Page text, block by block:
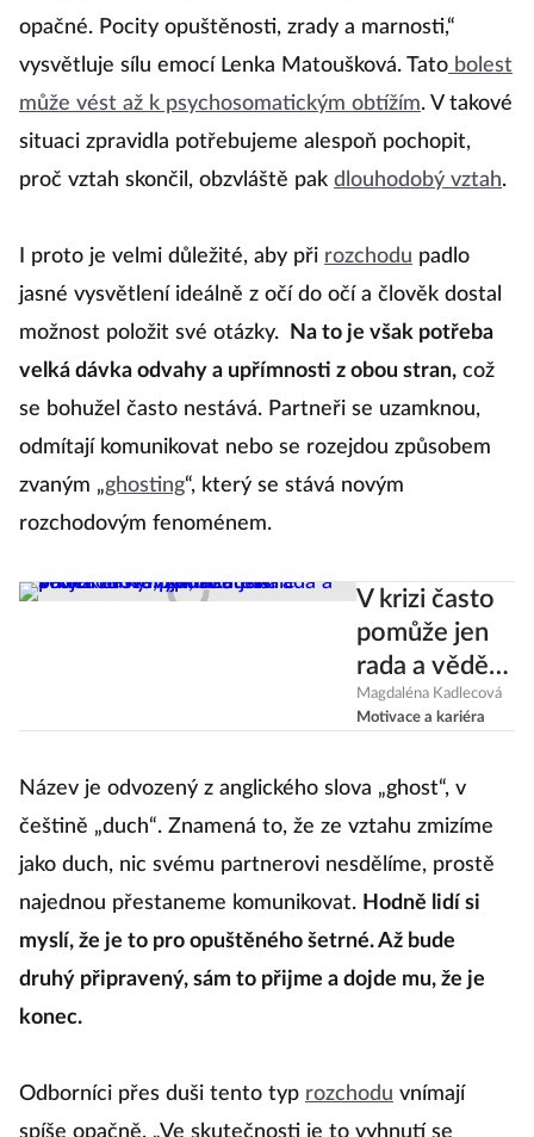
opačné. Pocity opuštěnosti, zrady a marnosti,“
vysvětluje sílu emocí Lenka Matoušková. Tato bolest
může vést až k psychosomatickým obtížím. V takové
situaci zpravidla potřebujeme alespoň pochopit,
proč vztah skončil, obzvláště pak dlouhodobý vztah.
I proto je velmi důležité, aby při rozchodu padlo
jasné vysvětlení ideálně z očí do očí a člověk dostal
možnost položit své otázky.
Na to je však potřeba
velká dávka odvahy a upřímnosti z obou stran, což
se bohužel často nestává. Partneři se uzamknou,
odmítají komunikovat nebo se rozejdou způsobem
zvaným „ghosting“, který se stává novým
rozchodovým fenoménem.
V krizi často
pomůže jen
rada a vědět
za kým jít,
říká Marie
zakladatelka
projektu
Nevypusť
duši
Magdaléna Kadlecová
Motivace a kariéra
Název je odvozený z anglického slova „ghost“, v
češtině „duch“. Znamená to, že ze vztahu zmizíme
jako duch, nic svému partnerovi nesdělíme, prostě
najednou přestaneme komunikovat. Hodně lidí si
myslí, že je to pro opuštěného šetrné. Až bude
druhý připravený, sám to přijme a dojde mu, že je
konec.
Odborníci přes duši tento typ rozchodu vnímají
spíše opačně. „Ve skutečnosti je to vyhnutí se